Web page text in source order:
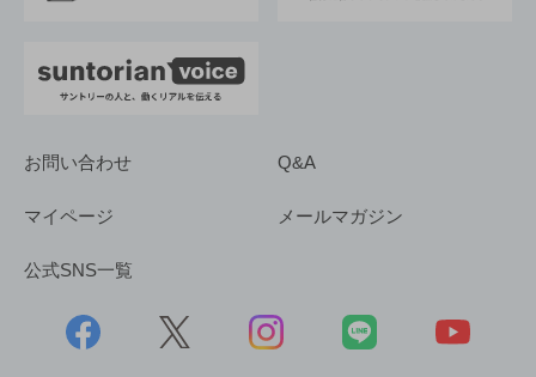
お問い合わせ Q&A
マイページ メールマガジン
公式SNS一覧